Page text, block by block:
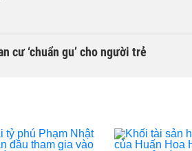
cư ‘chuẩn gu’ cho người trẻ
liên tiếp giải thế công ty con